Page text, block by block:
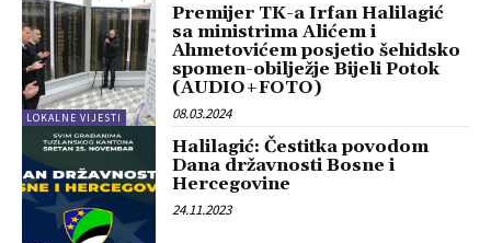
LOKALNE VIJESTI
Premijer TK-a Irfan Halilagić
sa ministrima Alićem i
Ahmetovićem posjetio šehidsko
spomen-obilježje Bijeli Potok
(AUDIO+FOTO)
08.03.2024
Halilagić: Čestitka povodom
Dana državnosti Bosne i
Hercegovine
24.11.2023